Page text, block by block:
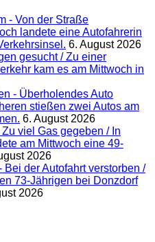
- Von der Straße
landete eine Autofahrerin
6. August 2026
gesucht / Zu einer
kam es am Mittwoch in
- Überholendes Auto
stießen zwei Autos am
6. August 2026
viel Gas gegeben / In
am Mittwoch eine 49-
2026
Bei der Autofahrt verstorben /
73-Jährigen bei Donzdorf
2026